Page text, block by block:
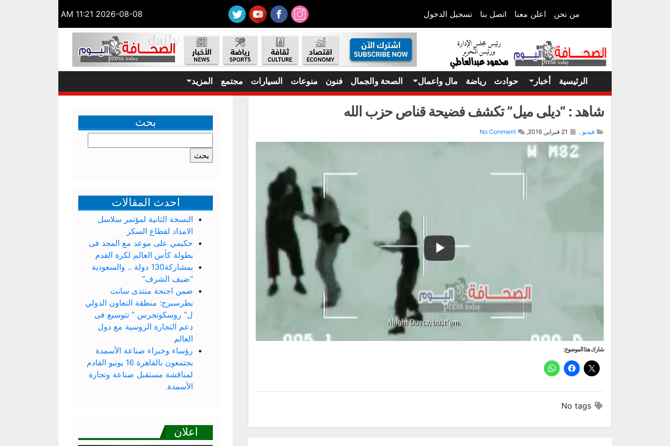
من نحن اعلن معنا اتصل بنا تسجيل الدخول 2026-08-08 11:21 AM
الرئيسية أخبار حوادث رياضة مال واعمال الصحة والجمال فنون منوعات السيارات مجتمع المزيد
شاهد : “ديلى ميل” تكشف فضيحة قناص حزب الله
فيديو ,
No Comment
شارك هذا الموضوع:
بحث
عن:
احدث المقالات
النسخة الثانية لمؤتمر سلاسل
الامداد لقطاع السكر
حكيمي على موعد مع المجد فى
بطولة كأس العالم لكرة القدم
بمشاركة130 دولة .. والسعودية
“ضيف الشرف”
ضمن اجنحة منتدى سانت
بطرسبرج: منطقة التعاون الدولي
ل” روسكونجرس ” تتوسيع فى
دعم التجارة الروسية مع دول
العالم
رؤساء وخبراء صناعة الأسمدة
يجتمعون بالقاهرة 16 يونيو القادم
لمناقشة مستقبل صناعة وتجارة
الأسمدة.
اعلان